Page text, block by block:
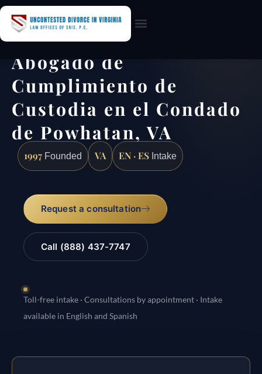
Abogado de
Cumplimiento de
Custodia en el Condado
de Powhatan, VA
1997 Founded VA EN · ES Intake
Request a consultation
Call (888) 437-7747
Toll-free intake · Consultations by appointment · Intake
available in English and Spanish